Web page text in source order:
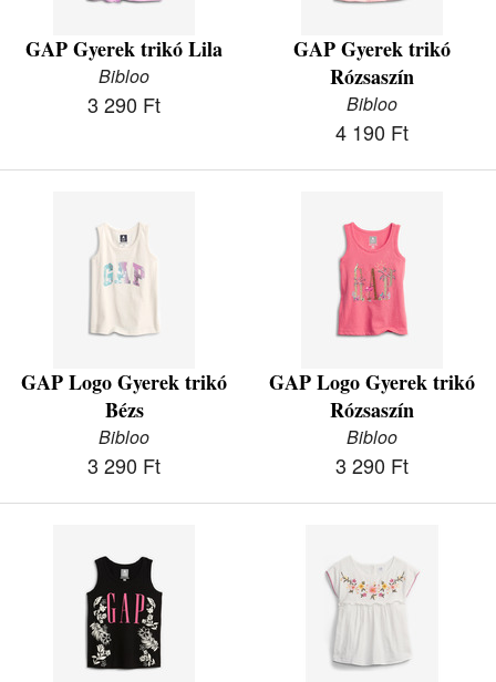
GAP Gyerek trikó Lila
Bibloo
3 290 Ft
GAP Gyerek trikó
Rózsaszín
Bibloo
4 190 Ft
GAP Logo Gyerek trikó
Bézs
Bibloo
3 290 Ft
GAP Logo Gyerek trikó
Rózsaszín
Bibloo
3 290 Ft